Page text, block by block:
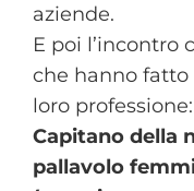
aziende.
E poi l’incontro
che hanno fatto
loro professione:
Capitano della
pallavolo